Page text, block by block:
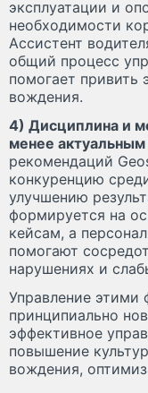
эксплуатации и
необходимости
Ассистент
общий процесс
помогает привить
вождения.
4) Дисциплина и
менее
рекомендаций
конкуренцию
улучшению
формируется на
кейсам, а
помогают
нарушениях и
Управление этими
принципиально
эффективное
повышение
вождения,